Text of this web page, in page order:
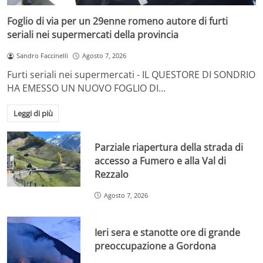
Foglio di via per un 29enne romeno autore di furti
seriali nei supermercati della provincia
Sandro Faccinelli Agosto 7, 2026
Furti seriali nei supermercati - IL QUESTORE DI SONDRIO
HA EMESSO UN NUOVO FOGLIO DI…
Leggi di più
Parziale riapertura della strada di
accesso a Fumero e alla Val di
Rezzalo
Agosto 7, 2026
Ieri sera e stanotte ore di grande
preoccupazione a Gordona